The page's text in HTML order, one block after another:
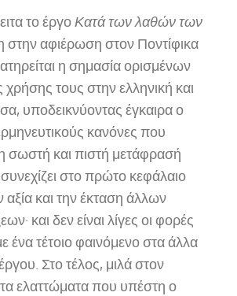
το έργο Κατά των λαθών των
στην αφιέρωση στον Ποντίφικα
η σημασία ορισμένων
χρήσης τους στην ελληνική και
υποδεικνύοντας έγκαιρα ο
κανόνες που
σωστή και πιστή μετάφρασή
στο πρώτο κεφάλαιο
αξία και την έκταση άλλων
και δεν είναι λίγες οι φορές
ένα τέτοιο φαινόμενο στα άλλα
Στο τέλος, μιλά στον
τα ελαττώματα που υπέστη ο